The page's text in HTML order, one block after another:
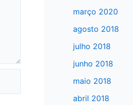
março 2020
agosto 2018
julho 2018
junho 2018
maio 2018
abril 2018